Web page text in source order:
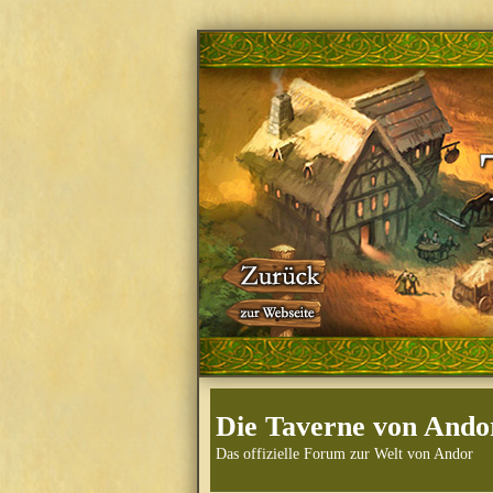
Die Taverne von
Das offizielle Forum zur Welt von Andor